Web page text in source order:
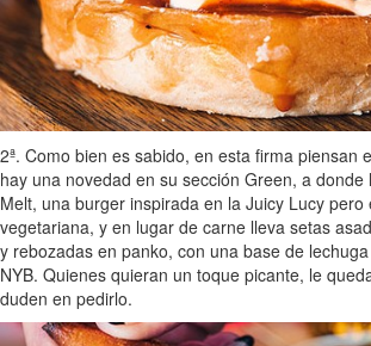
2ª. Como bien es sabido, en esta firma piensan
hay una novedad en su sección Green, a donde
Melt, una burger inspirada en la Juicy Lucy pero
vegetariana, y en lugar de carne lleva setas
y rebozadas en panko, con una base de
NYB. Quienes quieran un toque picante, le
duden en pedirlo.